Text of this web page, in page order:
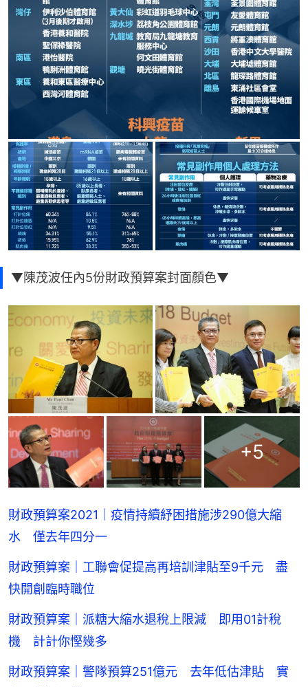
▼陳茂波任內5份財政預算案封面顏色▼
+5
財政預算案2021｜疫情持續紓困措施涉290億大縮
水 僅去年四分一
財政預算案｜工聯會促提高再培訓津貼至9千元 盡
快開創臨時職位
財政預算案｜派糖大縮水退稅上限減 即用01計稅
機 計計你慳幾多
財政預算案｜警隊預算251億元 去年低估津貼 實